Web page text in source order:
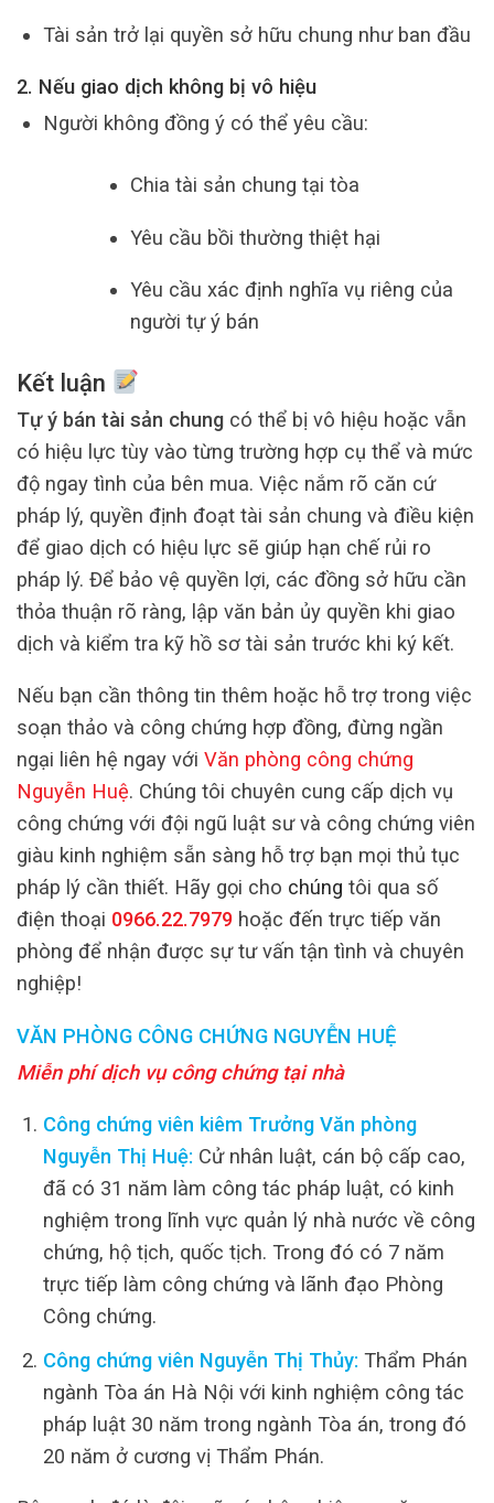
Tài sản trở lại quyền sở hữu chung như ban đầu
2. Nếu giao dịch không bị vô hiệu
Người không đồng ý có thể yêu cầu:
Chia tài sản chung tại tòa
Yêu cầu bồi thường thiệt hại
Yêu cầu xác định nghĩa vụ riêng của
người tự ý bán
Kết luận
Tự ý bán tài sản chung có thể bị vô hiệu hoặc vẫn
có hiệu lực tùy vào từng trường hợp cụ thể và mức
độ ngay tình của bên mua. Việc nắm rõ căn cứ
pháp lý, quyền định đoạt tài sản chung và điều kiện
để giao dịch có hiệu lực sẽ giúp hạn chế rủi ro
pháp lý. Để bảo vệ quyền lợi, các đồng sở hữu cần
thỏa thuận rõ ràng, lập văn bản ủy quyền khi giao
dịch và kiểm tra kỹ hồ sơ tài sản trước khi ký kết.
Nếu bạn cần thông tin thêm hoặc hỗ trợ trong việc
soạn thảo và công chứng hợp đồng, đừng ngần
ngại liên hệ ngay với Văn phòng công chứng
Nguyễn Huệ. Chúng tôi chuyên cung cấp dịch vụ
công chứng với đội ngũ luật sư và công chứng viên
giàu kinh nghiệm sẵn sàng hỗ trợ bạn mọi thủ tục
pháp lý cần thiết. Hãy gọi cho chúng tôi qua số
điện thoại 0966.22.7979 hoặc đến trực tiếp văn
phòng để nhận được sự tư vấn tận tình và chuyên
nghiệp!
VĂN PHÒNG CÔNG CHỨNG NGUYỄN HUỆ
Miễn phí dịch vụ công chứng tại nhà
Công chứng viên kiêm Trưởng Văn phòng
Nguyễn Thị Huệ: Cử nhân luật, cán bộ cấp cao,
đã có 31 năm làm công tác pháp luật, có kinh
nghiệm trong lĩnh vực quản lý nhà nước về công
chứng, hộ tịch, quốc tịch. Trong đó có 7 năm
trực tiếp làm công chứng và lãnh đạo Phòng
Công chứng.
Công chứng viên Nguyễn Thị Thủy: Thẩm Phán
ngành Tòa án Hà Nội với kinh nghiệm công tác
pháp luật 30 năm trong ngành Tòa án, trong đó
20 năm ở cương vị Thẩm Phán.